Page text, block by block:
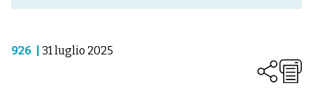
926 31 luglio 2025